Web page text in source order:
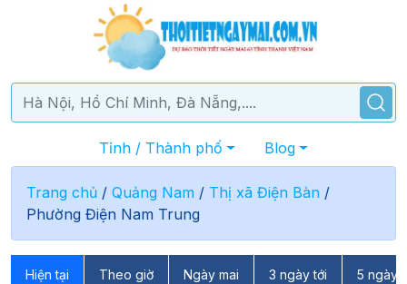
Tỉnh / Thành phố Blog
Trang chủ / Quảng Nam / Thị xã Điện Bàn /
Phường Điện Nam Trung
Hiện tại Theo giờ Ngày mai 3 ngày tới 5 ngày